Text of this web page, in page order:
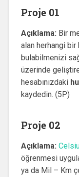
Proje 01
Açıklama: Bir
alan herhangi bir
bulabilmenizi
üzerinde
hesabınızdaki
kaydedin. (5P)
Proje 02
Açıklama:
öğrenmesi
ya da Mil – Km